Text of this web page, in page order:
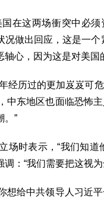
在这两场衝突中必
做出回应，这是一个
心，因为这是对美国
经历过的更加岌岌可
中东地区也面临恐怖
。”
时表示，“我们知道
：“我们需要把这视
想给中共领导人习近